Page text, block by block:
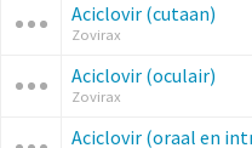
Aciclovir (cutaan)
Zovirax
Aciclovir (oculair)
Zovirax
Aciclovir (oraal en